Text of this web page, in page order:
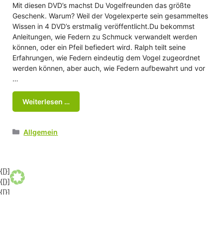
Mit diesen DVD’s machst Du Vogelfreunden das größte
Geschenk. Warum? Weil der Vogelexperte sein gesammeltes
Wissen in 4 DVD’s erstmalig veröffentlicht.Du bekommst
Anleitungen, wie Federn zu Schmuck verwandelt werden
können, oder ein Pfeil befiedert wird. Ralph teilt seine
Erfahrungen, wie Federn eindeutig dem Vogel zugeordnet
werden können, aber auch, wie Federn aufbewahrt und vor
…
Weiterlesen …
Kategorien
Allgemein
{[}]
{[}]
{[}]